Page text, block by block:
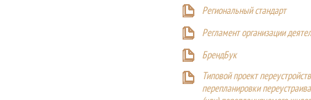
Региональный стандарт
Регламент организации
БрендБук
Типовой проект
перепланировки